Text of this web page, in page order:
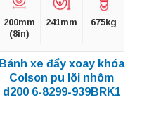
200mm
(8in)
241mm 675kg
Bánh xe đẩy xoay khóa
Colson pu lõi nhôm
d200 6-8299-939BRK1